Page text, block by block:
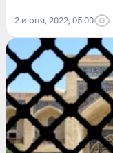
2 июня, 2022, 05:00